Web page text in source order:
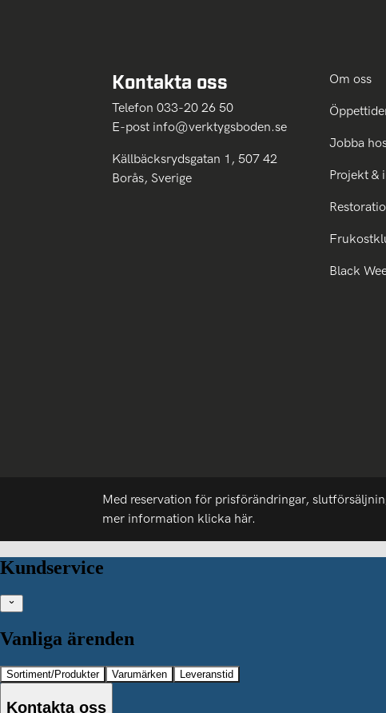
Kontakta oss
Telefon 033-20 26 50
E-post info@verktygsboden.se
Källbäcksrydsgatan 1, 507 42
Borås, Sverige
Om oss
Jobba
Projekt &
Black
Med reservation för prisförändringar,
mer information klicka här.